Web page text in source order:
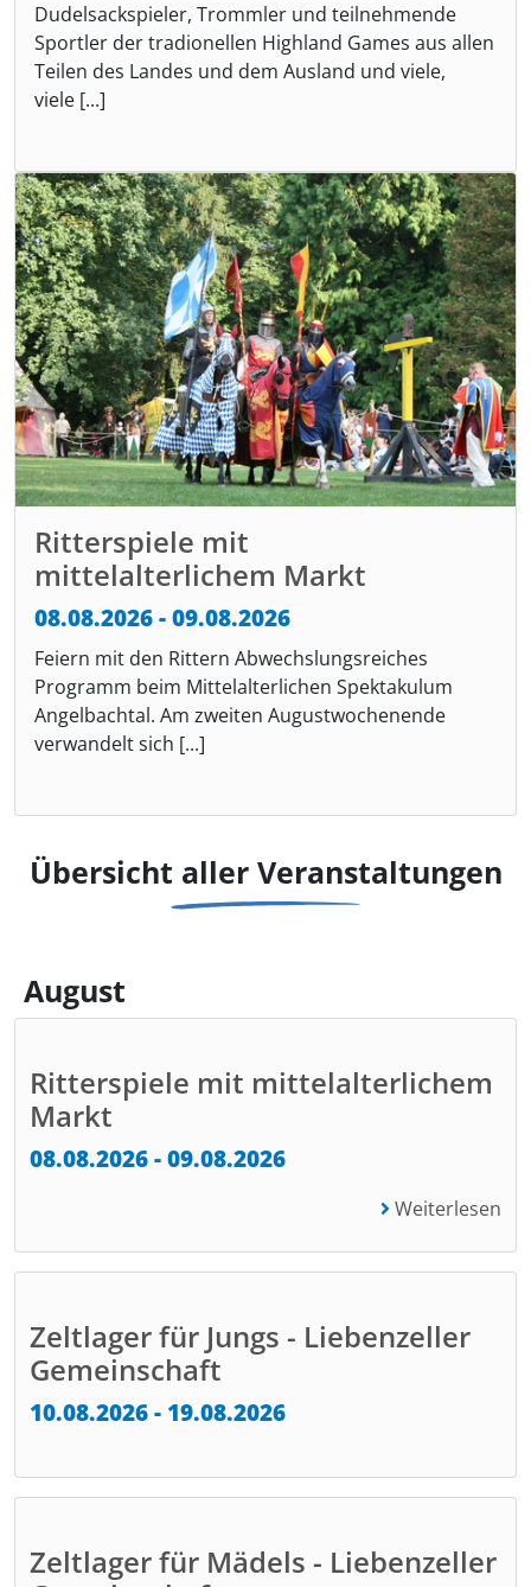
Dudelsackspieler, Trommler und teilnehmende
Sportler der tradionellen Highland Games aus allen
Teilen des Landes und dem Ausland und viele,
viele [...]
Ritterspiele mit
mittelalterlichem Markt
08.08.2026 - 09.08.2026
Feiern mit den Rittern Abwechslungsreiches
Programm beim Mittelalterlichen Spektakulum
Angelbachtal. Am zweiten Augustwochenende
verwandelt sich [...]
Übersicht aller Veranstaltungen
August
Ritterspiele mit mittelalterlichem
Markt
08.08.2026 - 09.08.2026
Weiterlesen
Zeltlager für Jungs - Liebenzeller
Gemeinschaft
10.08.2026 - 19.08.2026
Zeltlager für Mädels - Liebenzeller